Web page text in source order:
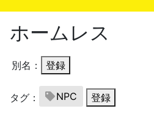
ホームレス
別名： 登録
タグ： NPC 登録